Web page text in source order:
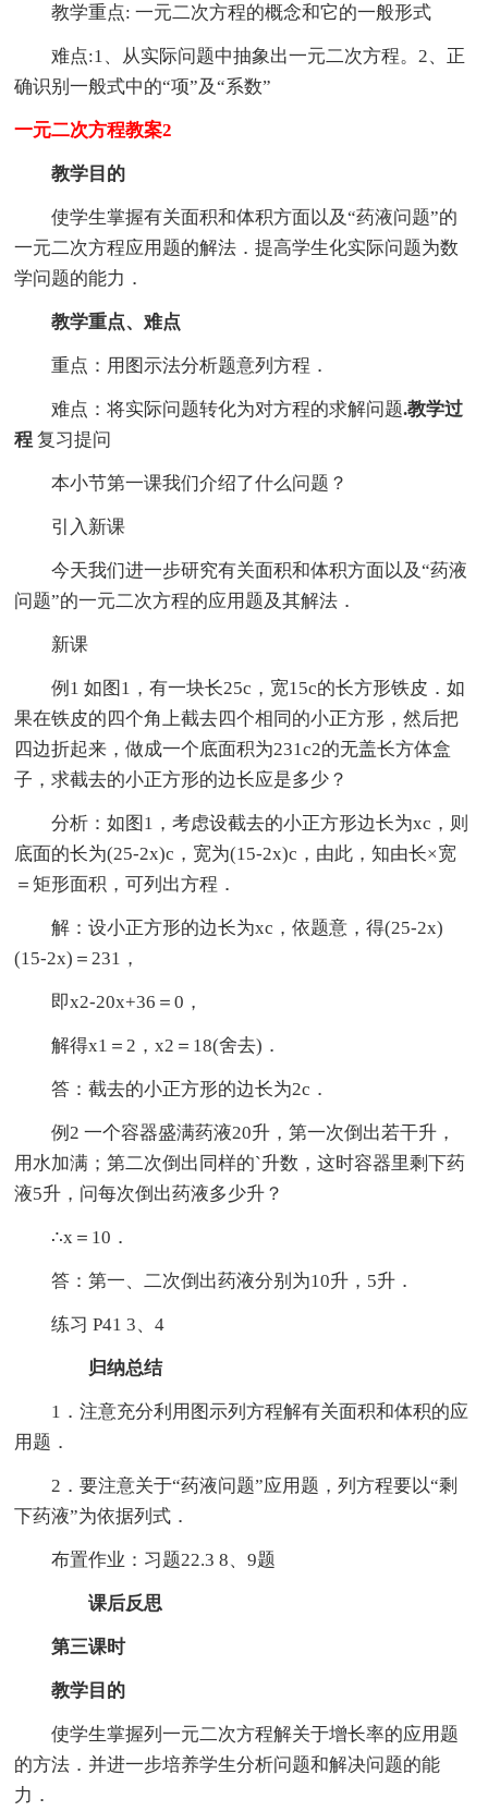
教学重点: 一元二次方程的概念和它的一般形式
难点:1、从实际问题中抽象出一元二次方程。2、正
确识别一般式中的“项”及“系数”
一元二次方程教案2
教学目的
使学生掌握有关面积和体积方面以及“药液问题”的
一元二次方程应用题的解法．提高学生化实际问题为数
学问题的能力．
教学重点、难点
重点：用图示法分析题意列方程．
难点：将实际问题转化为对方程的求解问题.教学过
程 复习提问
本小节第一课我们介绍了什么问题？
引入新课
今天我们进一步研究有关面积和体积方面以及“药液
问题”的一元二次方程的应用题及其解法．
新课
例1 如图1，有一块长25c，宽15c的长方形铁皮．如
果在铁皮的四个角上截去四个相同的小正方形，然后把
四边折起来，做成一个底面积为231c2的无盖长方体盒
子，求截去的小正方形的边长应是多少？
分析：如图1，考虑设截去的小正方形边长为xc，则
底面的长为(25-2x)c，宽为(15-2x)c，由此，知由长×宽
＝矩形面积，可列出方程．
解：设小正方形的边长为xc，依题意，得(25-2x)
(15-2x)＝231，
即x2-20x+36＝0，
解得x1＝2，x2＝18(舍去)．
答：截去的小正方形的边长为2c．
例2 一个容器盛满药液20升，第一次倒出若干升，
用水加满；第二次倒出同样的`升数，这时容器里剩下药
液5升，问每次倒出药液多少升？
∴x＝10．
答：第一、二次倒出药液分别为10升，5升．
练习 P41 3、4
归纳总结
1．注意充分利用图示列方程解有关面积和体积的应
用题．
2．要注意关于“药液问题”应用题，列方程要以“剩
下药液”为依据列式．
布置作业：习题22.3 8、9题
课后反思
第三课时
教学目的
使学生掌握列一元二次方程解关于增长率的应用题
的方法．并进一步培养学生分析问题和解决问题的能
力．